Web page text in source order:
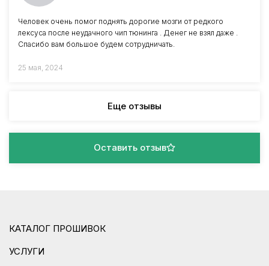
Человек очень помог поднять дорогие мозги от редкого
лексуса после неудачного чип тюнинга . Денег не взял даже .
Спасибо вам большое будем сотрудничать.
25 мая, 2024
Еще отзывы
Оставить отзыв
КАТАЛОГ ПРОШИВОК
УСЛУГИ